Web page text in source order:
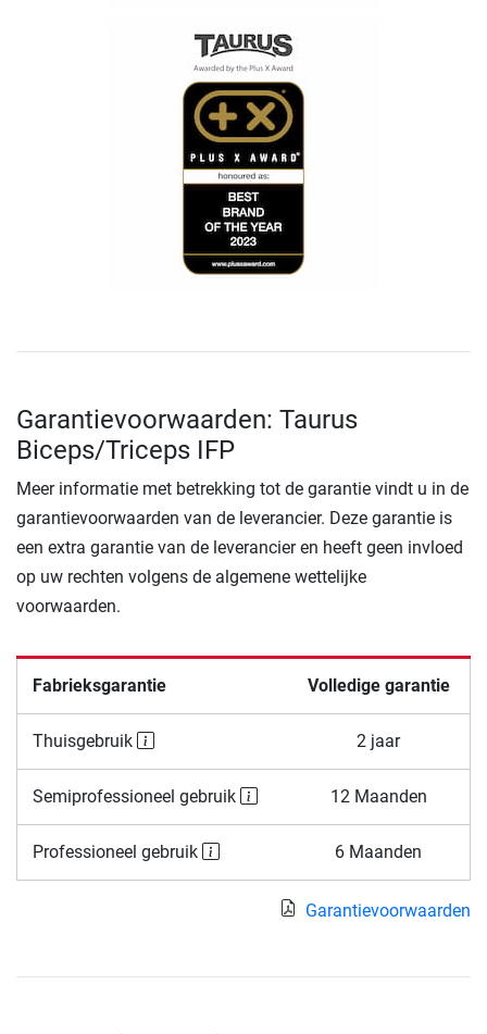
Garantievoorwaarden: Taurus
Biceps/Triceps IFP
Meer informatie met betrekking tot de garantie vindt u in de
garantievoorwaarden van de leverancier. Deze garantie is
een extra garantie van de leverancier en heeft geen invloed
op uw rechten volgens de algemene wettelijke
voorwaarden.
Fabrieksgarantie Volledige garantie
Thuisgebruik 2 jaar
Semiprofessioneel gebruik 12 Maanden
Professioneel gebruik 6 Maanden
Garantievoorwaarden